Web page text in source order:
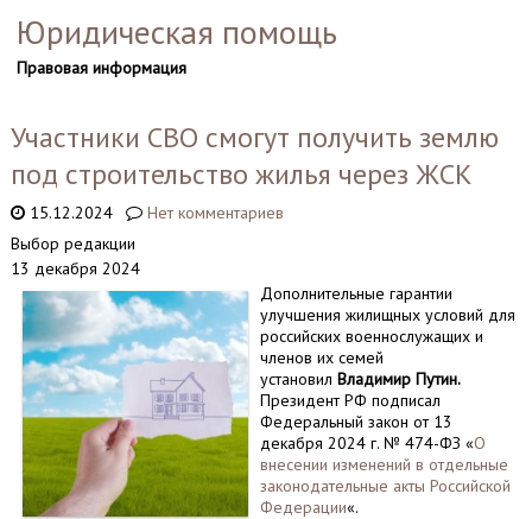
Юридическая помощь
Правовая информация
Участники СВО смогут получить землю
под строительство жилья через ЖСК
15.12.2024
Нет комментариев
Выбор редакции
13 декабря 2024
Дополнительные гарантии
улучшения жилищных условий для
российских военнослужащих и
членов их семей
установил Владимир Путин.
Президент РФ подписал
Федеральный закон от 13
декабря 2024 г. № 474-ФЗ «О
внесении изменений в отдельные
законодательные акты Российской
Федерации«.